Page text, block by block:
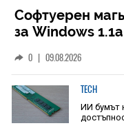
Софтуерен
за Windows
0 | 09.08.2026
TECH
ИИ бумът